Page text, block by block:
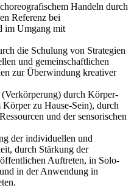
Handeln durch
Referenz bei
im Umgang mit
die Schulung von Strategien
und gemeinschaftlichen
zur Überwindung kreativer
durch Körper-
zu Hause-Sein), durch
und der sensorischen
der individuellen und
durch Stärkung der
Auftreten, in Solo-
in der Anwendung in